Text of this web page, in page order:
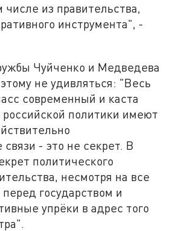
числе из правительства,
инструмента", -
Чуйченко и Медведева
не удивляться: "Весь
современный и каста
политики имеют
связи - это не секрет. В
политического
несмотря на все
перед государством и
упрёки в адрес того